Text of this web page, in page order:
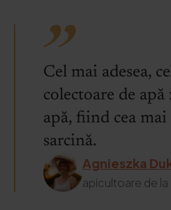
Cel mai adesea,
colectoare de
apă, fiind cea
sarcină.
Agnieszka
apicultoare de la